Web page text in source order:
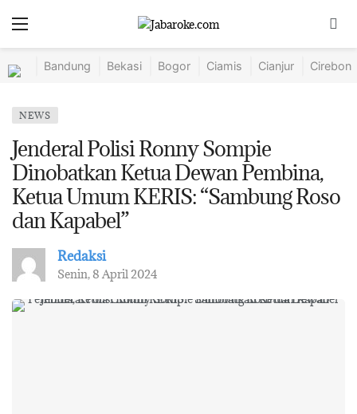
Bandung Bekasi Bogor Ciamis Cianjur Cirebon
NEWS
Jenderal Polisi Ronny Sompie
Dinobatkan Ketua Dewan Pembina,
Ketua Umum KERIS: “Sambung Roso
dan Kapabel”
Redaksi
Senin, 8 April 2024